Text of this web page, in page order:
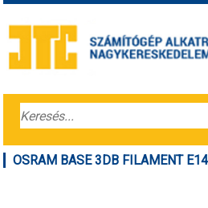
OSRAM BASE 3DB FILAMENT